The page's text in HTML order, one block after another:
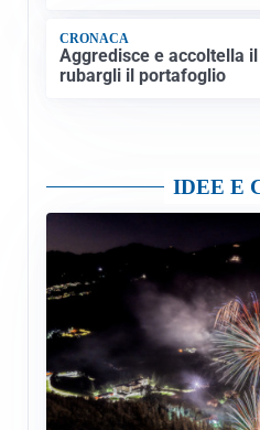
CRONACA
Aggredisce e accoltella
rubargli il portafoglio
IDEE E